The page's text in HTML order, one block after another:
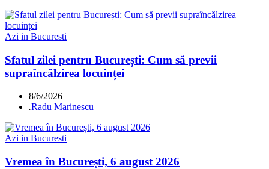
Azi in Bucuresti
Sfatul zilei pentru București: Cum să previi
supraîncălzirea locuinței
8/6/2026
.Radu Marinescu
Azi in Bucuresti
Vremea în București, 6 august 2026